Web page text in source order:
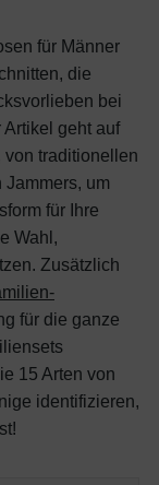
für Männer
die
bei
Artikel geht auf
von traditionellen
Jammers, um
für Ihre
Wahl,
Zusätzlich
für die ganze
15 Arten von
identifizieren,